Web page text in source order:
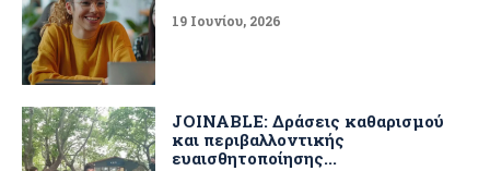
19 Ιουνίου, 2026
JOINABLE: Δράσεις καθαρισμού
και περιβαλλοντικής
ευαισθητοποίησης...